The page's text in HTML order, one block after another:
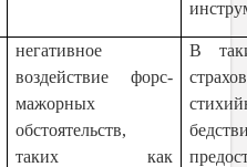
негативное
воздействие форс-
мажорных
обстоятельств,
таких как
В